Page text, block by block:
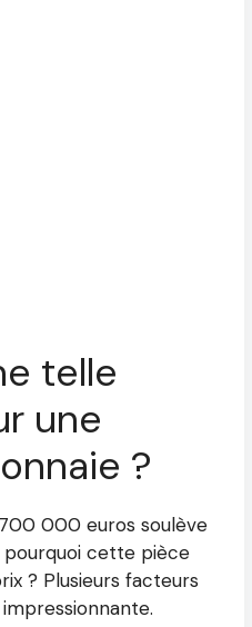
telle
une
?
000 euros soulève
pourquoi cette pièce
? Plusieurs facteurs